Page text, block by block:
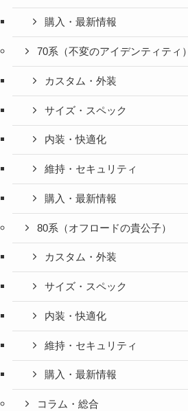
購入・最新情報
70系（不変のアイデンティティ）
カスタム・外装
サイズ・スペック
内装・快適化
維持・セキュリティ
購入・最新情報
80系（オフロードの貴公子）
カスタム・外装
サイズ・スペック
内装・快適化
維持・セキュリティ
購入・最新情報
コラム・総合